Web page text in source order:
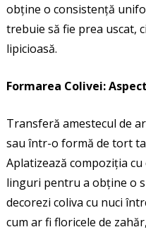
obține o consistență
trebuie să fie prea uscat,
lipicioasă.
Formarea Colivei:
Transferă amestecul de
sau într-o formă de tort
Aplatizează compoziția
linguri pentru a obține o
decorezi coliva cu nuci
cum ar fi floricele de